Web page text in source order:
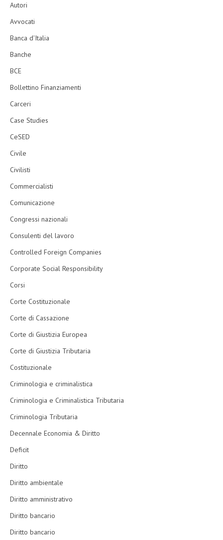
Autori
Avvocati
Banca d'Italia
Banche
BCE
Bollettino Finanziamenti
Carceri
Case Studies
CeSED
Civile
Civilisti
Commercialisti
Comunicazione
Congressi nazionali
Consulenti del lavoro
Controlled Foreign Companies
Corporate Social Responsibility
Corsi
Corte Costituzionale
Corte di Cassazione
Corte di Giustizia Europea
Corte di Giustizia Tributaria
Costituzionale
Criminologia e criminalistica
Criminologia e Criminalistica Tributaria
Criminologia Tributaria
Decennale Economia & Diritto
Deficit
Diritto
Diritto ambientale
Diritto amministrativo
Diritto bancario
Diritto bancario